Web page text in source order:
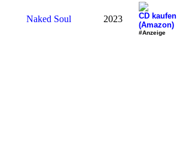
Naked Soul 2023
CD kaufen
(Amazon)
#Anzeige